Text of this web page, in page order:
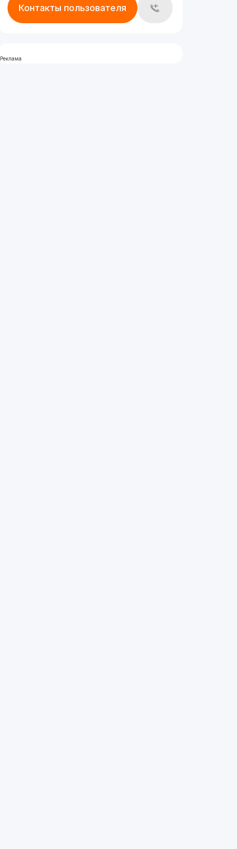
Контакты пользователя
Реклама